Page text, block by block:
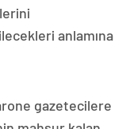
anlamına
gazetecilere